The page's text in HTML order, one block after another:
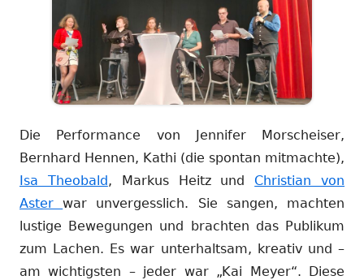
Die Performance von Jennifer Morscheiser,
Bernhard Hennen, Kathi (die spontan mitmachte),
Isa Theobald, Markus Heitz und Christian von
Asterwar unvergesslich. Sie sangen, machten
lustige Bewegungen und brachten das Publikum
zum Lachen. Es war unterhaltsam, kreativ und –
am wichtigsten – jeder war „Kai Meyer“. Diese